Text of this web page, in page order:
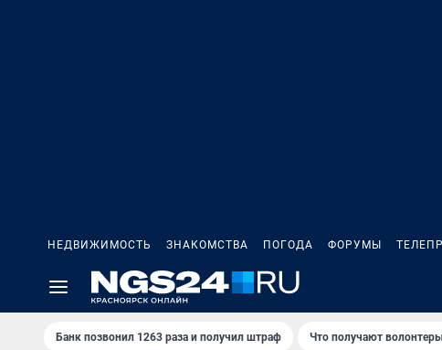
НЕДВИЖИМОСТЬ ЗНАКОМСТВА ПОГОДА ФОРУМЫ
Банк позвонил 1263 раза и получил штраф Что получают